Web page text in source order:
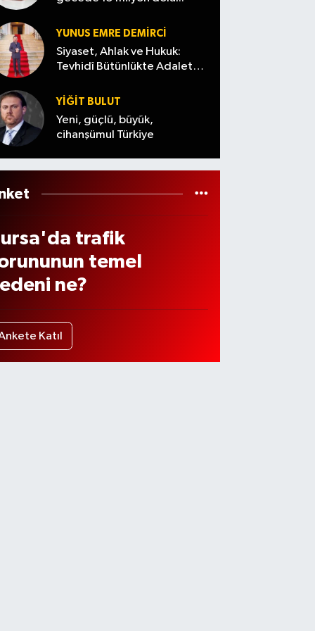
ı
mmat
aranıy
or
YUNUS EMRE DEMIRCI
Siyaset, Ahlak ve Hukuk:
Tevhidî Bütünlükte Adalet
YİĞİT BULUT
Yeni, güçlü, büyük,
cihanşümul Türkiye
trafik
temel
ne?
Katıl